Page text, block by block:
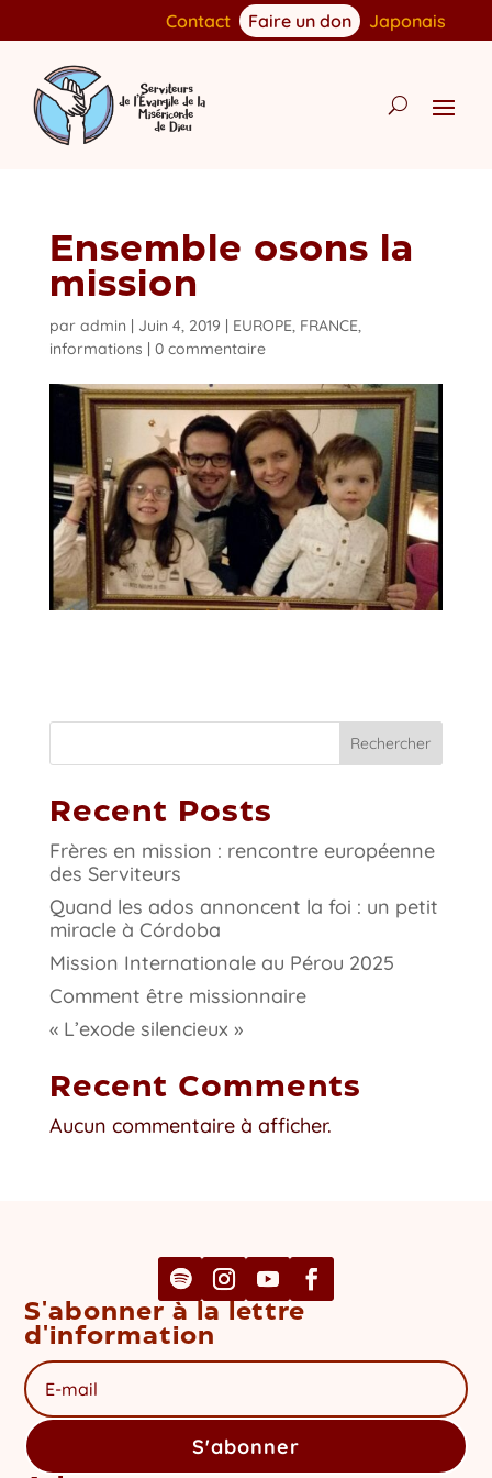
Contact Faire un don Japonais
Ensemble osons la
mission
par admin Juin 4, 2019 EUROPE, FRANCE,
informations
0 commentaire
Rechercher
Recent Posts
Frères en mission : rencontre européenne
des Serviteurs
Quand les ados annoncent la foi : un petit
miracle à Córdoba
Mission Internationale au Pérou 2025
Comment être missionnaire
« L’exode silencieux »
Recent Comments
Aucun commentaire à afficher.
S'abonner à la lettre
d'information
S'abonner